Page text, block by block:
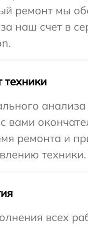
ремонт мы
наш счет в
техники
вами
ремонта и
техники.
всех